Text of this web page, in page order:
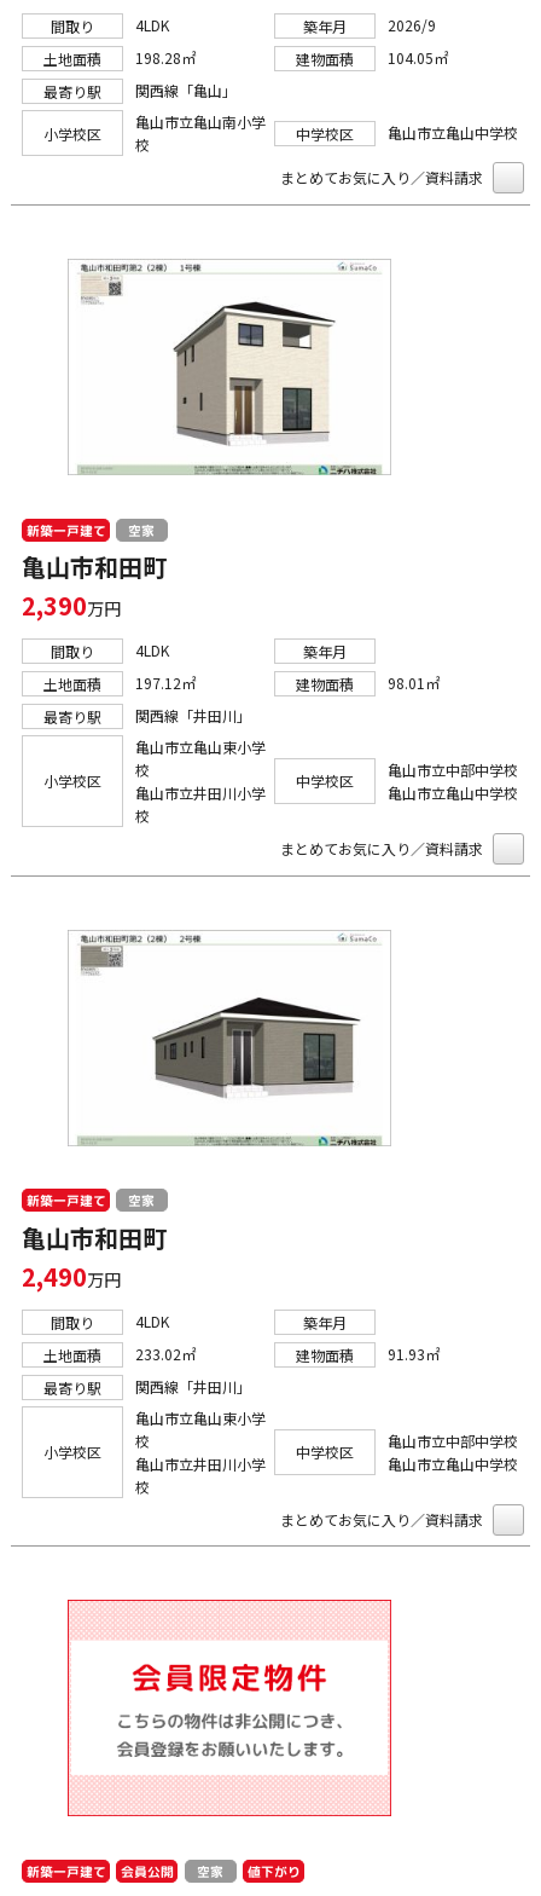
間取り 4LDK 築年月
2026/9
土地面積
198.28㎡ 建物面積
104.05㎡
最寄り駅
関西線「亀山」
小学校区
亀山市立亀山南小学
校
中学校区 亀山市立亀山中学校
まとめてお気に入り／資料請求
新築一戸建て 空家
亀山市和田町
2,390万円
間取り 4LDK
築年月
土地面積
197.12㎡ 建物面積
98.01㎡
最寄り駅
関西線「井田川」
小学校区
亀山市立亀山東小学
校
亀山市立井田川小学
校
中学校区
亀山市立中部中学校
亀山市立亀山中学校
まとめてお気に入り／資料請求
新築一戸建て 空家
亀山市和田町
2,490万円
間取り 4LDK
築年月
土地面積
233.02㎡ 建物面積
91.93㎡
最寄り駅
関西線「井田川」
小学校区
亀山市立亀山東小学
校
亀山市立井田川小学
校
中学校区
亀山市立中部中学校
亀山市立亀山中学校
まとめてお気に入り／資料請求
新築一戸建て 会員公開 空家 値下がり